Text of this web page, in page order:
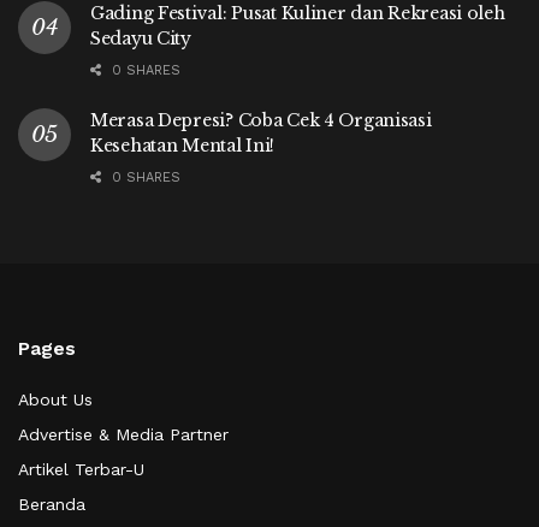
Gading Festival: Pusat Kuliner dan Rekreasi oleh
Sedayu City
0 SHARES
Merasa Depresi? Coba Cek 4 Organisasi
Kesehatan Mental Ini!
0 SHARES
Pages
About Us
Advertise & Media Partner
Artikel Terbar-U
Beranda